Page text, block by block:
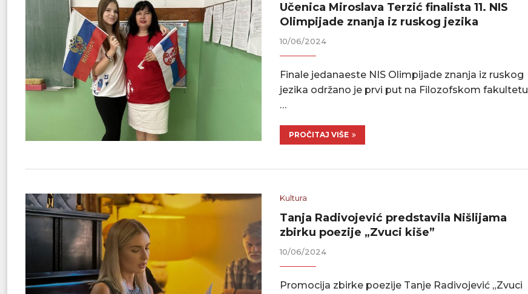
Učenica Miroslava Terzić finalista 11. NIS
Olimpijade znanja iz ruskog jezika
10/06/2024
Finale jedanaeste NIS Olimpijade znanja iz ruskog
jezika održano je prvi put na Filozofskom fakultetu
…
PROČITAJ VIŠE
Kultura
Tanja Radivojević predstavila Nišlijama
zbirku poezije „Zvuci kiše”
10/06/2024
Promocija zbirke poezije Tanje Radivojević „Zvuci